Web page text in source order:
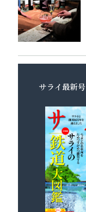
サライ最新号